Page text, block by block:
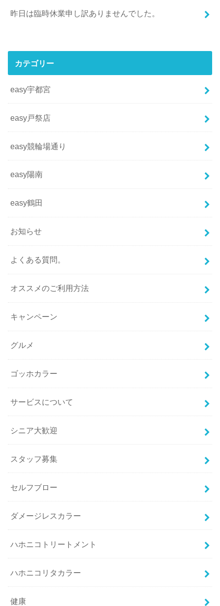
昨日は臨時休業申し訳ありませんでした。
カテゴリー
easy宇都宮
easy戸祭店
easy競輪場通り
easy陽南
easy鶴田
お知らせ
よくある質問。
オススメのご利用方法
キャンペーン
グルメ
ゴッホカラー
サービスについて
シニア大歓迎
スタッフ募集
セルフブロー
ダメージレスカラー
ハホニコトリートメント
ハホニコリタカラー
健康